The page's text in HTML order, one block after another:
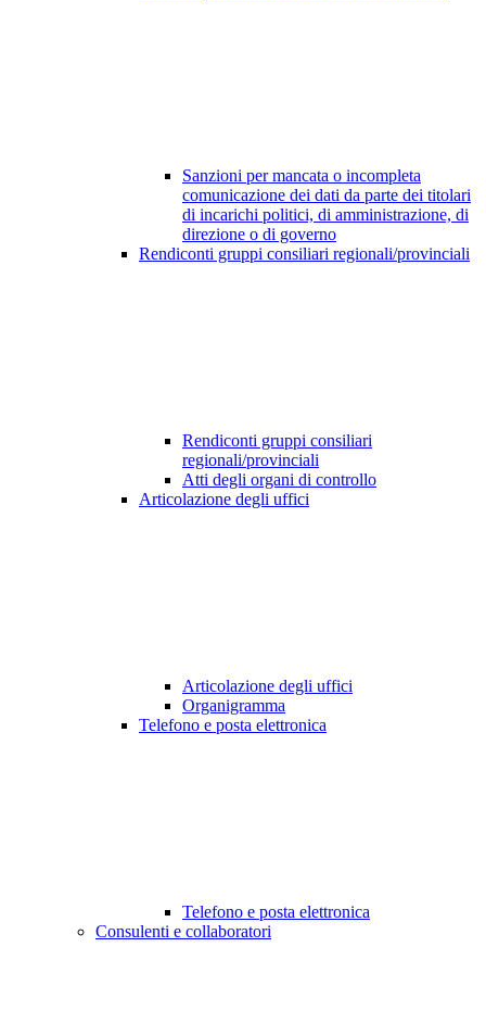
Sanzioni per mancata o incompleta
comunicazione dei dati da parte dei titolari
di incarichi politici, di amministrazione, di
direzione o di governo
Rendiconti gruppi consiliari regionali/provinciali
Rendiconti gruppi consiliari
regionali/provinciali
Atti degli organi di controllo
Articolazione degli uffici
Articolazione degli uffici
Organigramma
Telefono e posta elettronica
Telefono e posta elettronica
Consulenti e collaboratori